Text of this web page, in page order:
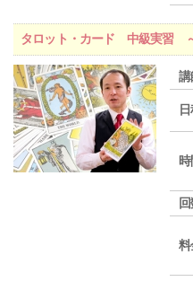
タロット・カード 中級実習
講
時
料